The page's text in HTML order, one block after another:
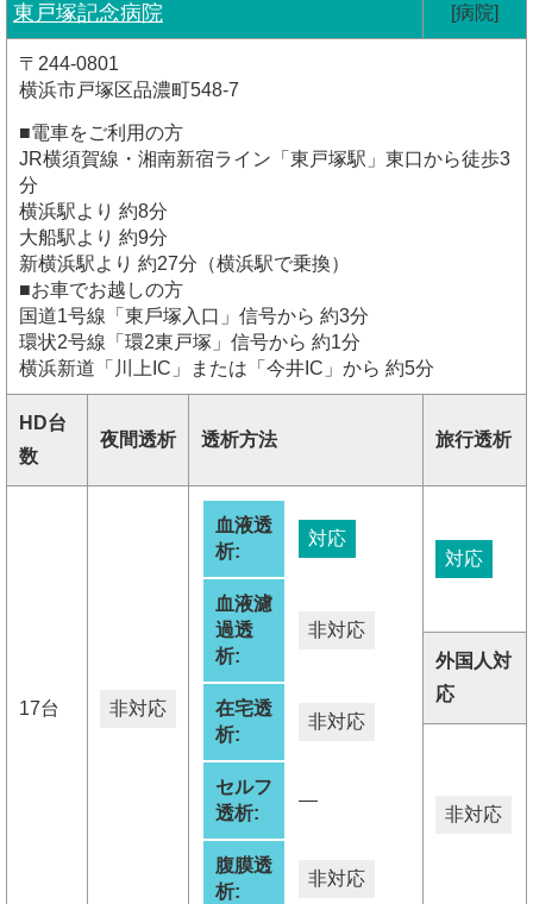
東戸塚記念病院 [病院]
〒244-0801
横浜市戸塚区品濃町548-7
■電車をご利用の方
JR横須賀線・湘南新宿ライン「東戸塚駅」東口から徒歩3
分
横浜駅より 約8分
大船駅より 約9分
新横浜駅より 約27分（横浜駅で乗換）
■お車でお越しの方
国道1号線「東⼾塚入口」信号から 約3分
環状2号線「環2東戸塚」信号から 約1分
横浜新道「川上IC」または「今井IC」から 約5分
HD台
数
夜間透析 透析方法 旅行透析
17台 非対応
血液透
析:
対応
血液濾
過透
析:
非対応
在宅透
析:
非対応
セルフ
透析:
―
腹膜透
析:
非対応
対応
外国人対
応
非対応